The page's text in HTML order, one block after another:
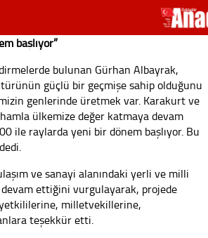
başlıyor”
bulunan Gürhan Albayrak,
güçlü bir geçmişe sahip olduğunu
genlerinde üretmek var. Karakurt ve
ülkemize değer katmaya devam
ile raylarda yeni bir dönem başlıyor. Bu
ve sanayi alanındaki yerli ve milli
ettiğini vurgulayarak, projede
milletvekillerine,
teşekkür etti.